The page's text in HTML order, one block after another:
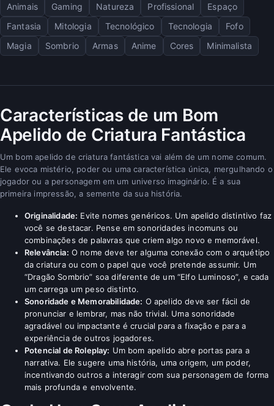
Animais Gaming Natureza Profissional
Espaço
Fantasia
Mitologia Tecnológico Tecnologia
Fofo
Magia
Sombrio Armas Anime Cores Minimalista
Características de um Bom
Apelido de Criatura Fantástica
Um bom apelido de criatura fantástica vai além de um nome comum.
Ele evoca mistério, poder ou uma característica única, mergulhando o
jogador ou a personagem em um universo imaginário. É a sua
primeira impressão, a semente da sua história.
Originalidade: Evite nomes genéricos. Um apelido distintivo faz
você se destacar. Pense em sonoridades incomuns ou
combinações de palavras que criem algo novo e memorável.
Relevância: O nome deve ter alguma conexão com o arquétipo
da criatura ou com o papel que você pretende assumir. Um
“Dragão Sombrio” soa diferente de um “Elfo Luminoso”, e cada
um carrega um peso distinto.
Sonoridade e Memorabilidade: O apelido deve ser fácil de
pronunciar e lembrar, mas não trivial. Uma sonoridade
agradável ou impactante é crucial para a fixação e para a
experiência de outros jogadores.
Potencial de Roleplay: Um bom apelido abre portas para a
narrativa. Ele sugere uma história, uma origem, um poder,
incentivando outros a interagir com sua personagem de forma
mais profunda e envolvente.